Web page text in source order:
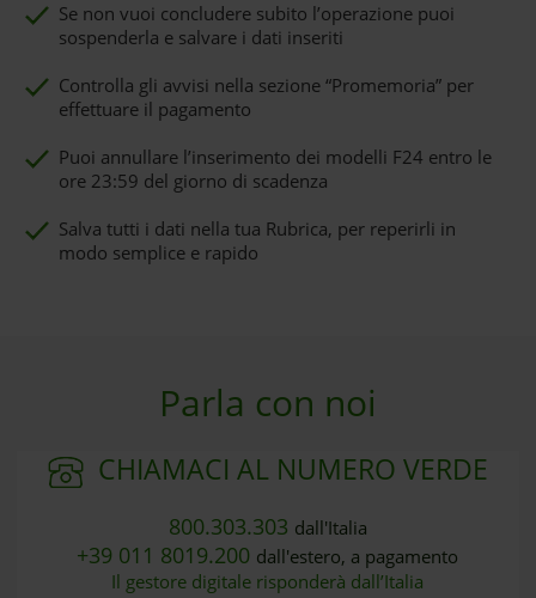
Se non vuoi concludere subito l’operazione puoi
sospenderla e salvare i dati inseriti
Controlla gli avvisi nella sezione “Promemoria” per
effettuare il pagamento
Puoi annullare l’inserimento dei modelli F24 entro le
ore 23:59 del giorno di scadenza
Salva tutti i dati nella tua Rubrica, per reperirli in
modo semplice e rapido
Parla con noi
CHIAMACI AL NUMERO VERDE
800.303.303 dall'Italia
+39 011 8019.200 dall'estero, a pagamento
Il gestore digitale risponderà dall’Italia